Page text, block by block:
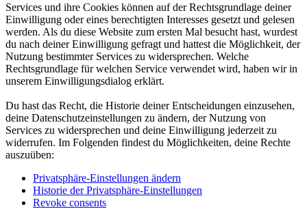
Services und ihre Cookies können auf der Rechtsgrundlage deiner
Einwilligung oder eines berechtigten Interesses gesetzt und gelesen
werden. Als du diese Website zum ersten Mal besucht hast, wurdest
du nach deiner Einwilligung gefragt und hattest die Möglichkeit, der
Nutzung bestimmter Services zu widersprechen. Welche
Rechtsgrundlage für welchen Service verwendet wird, haben wir in
unserem Einwilligungsdialog erklärt.
Du hast das Recht, die Historie deiner Entscheidungen einzusehen,
deine Datenschutzeinstellungen zu ändern, der Nutzung von
Services zu widersprechen und deine Einwilligung jederzeit zu
widerrufen. Im Folgenden findest du Möglichkeiten, deine Rechte
auszuüben:
Privatsphäre-Einstellungen ändern
Historie der Privatsphäre-Einstellungen
Revoke consents